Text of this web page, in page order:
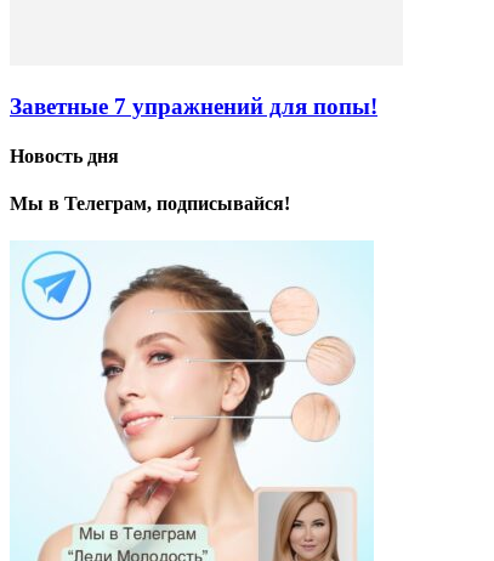
Заветные 7 упражнений для попы!
Новость дня
Мы в Телеграм, подписывайся!